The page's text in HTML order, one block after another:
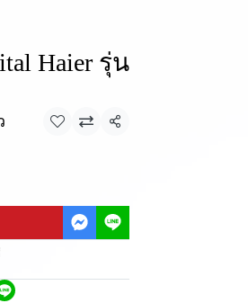
Haier รุ่น
แชร์